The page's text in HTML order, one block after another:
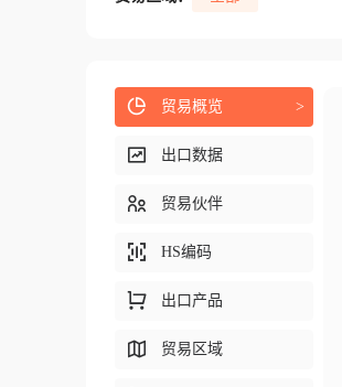
贸易概览 >
出口数据
贸易伙伴
HS编码
出口产品
贸易区域